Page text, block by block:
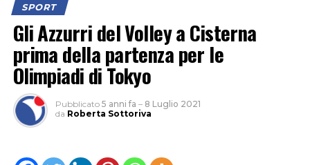
SPORT
Gli Azzurri del Volley a Cisterna
prima della partenza per le
Olimpiadi di Tokyo
Pubblicato 5 anni fa – 8 Luglio 2021
da Roberta Sottoriva